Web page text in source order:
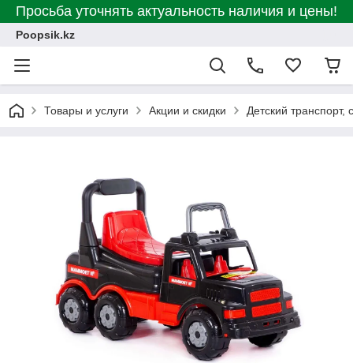
Просьба уточнять актуальность наличия и цены!
Poopsik.kz
Товары и услуги Акции и скидки Детский транспорт,